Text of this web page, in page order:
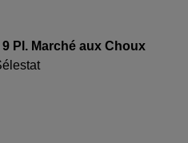
9 Pl. Marché aux Choux